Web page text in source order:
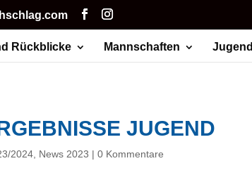
Rückblicke Mannschaften Jugend
JUGEND
2024 News 2023 |0 Kommentare